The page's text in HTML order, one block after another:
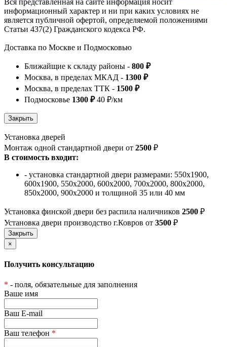
Вся представленная на сайте информация носит
информационный характер и ни при каких условиях не
является публичной офертой, определяемой положениями
Статьи 437(2) Гражданского кодекса РФ.
Доставка по Москве и Подмосковью
Ближайщие к складу районы - 800 ₽
Москва, в пределах МКАД - 1300 ₽
Москва, в пределах ТТК - 1500 ₽
Подмосковье 1300 ₽40 ₽/км
Установка дверей
Монтаж одной стандартной двери от 2500 ₽
В стоимость входит:
- установка стандартной двери размерами: 550х1900,
600х1900, 550х2000, 600х2000, 700х2000, 800х2000,
850х2000, 900х2000 и толщиной 35 или 40 мм
Установка финской двери без распила наличников 2500 ₽
Установка двери производство г.Ковров от 3500 ₽
×
Получить консультацию
* - поля, обязательные для заполнения
Ваше имя
Ваш E-mail
Ваш телефон *